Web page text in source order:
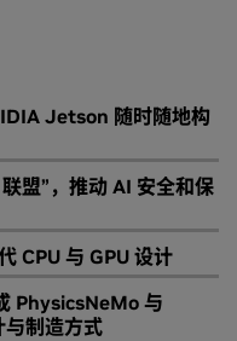
Jetson 随时随地构
盟”，推动 AI 安全和保
CPU 与 GPU 设计
PhysicsNeMo 与
与制造方式